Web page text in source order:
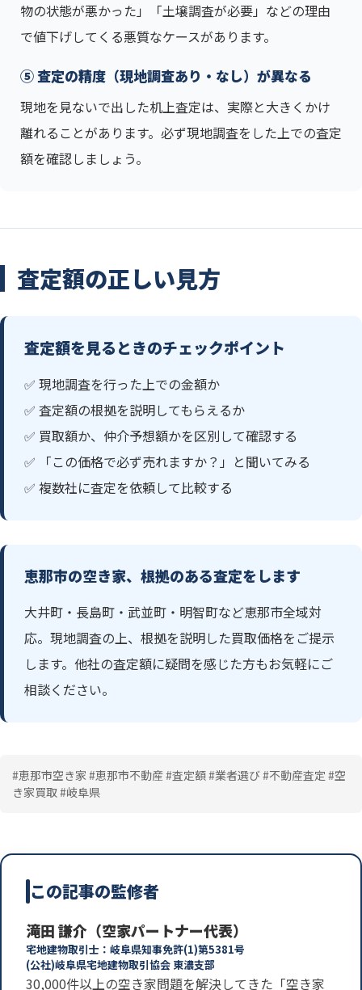
物の状態が悪かった」「土壌調査が必要」などの理由
で値下げしてくる悪質なケースがあります。
⑤ 査定の精度（現地調査あり・なし）が異なる
現地を見ないで出した机上査定は、実際と大きくかけ
離れることがあります。必ず現地調査をした上での査定
額を確認しましょう。
査定額の正しい見方
査定額を見るときのチェックポイント
✅ 現地調査を行った上での金額か
✅ 査定額の根拠を説明してもらえるか
✅ 買取額か、仲介予想額かを区別して確認する
✅ 「この価格で必ず売れますか？」と聞いてみる
✅ 複数社に査定を依頼して比較する
恵那市の空き家、根拠のある査定をします
大井町・長島町・武並町・明智町など恵那市全域対
応。現地調査の上、根拠を説明した買取価格をご提示
します。他社の査定額に疑問を感じた方もお気軽にご
相談ください。
#恵那市空き家 #恵那市不動産 #査定額 #業者選び #不動産査定 #空
き家買取 #岐阜県
この記事の監修者
滝田 謙介（空家パートナー代表）
宅地建物取引士：岐阜県知事免許(1)第5381号
(公社)岐阜県宅地建物取引協会 東濃支部
30,000件以上の空き家問題を解決してきた「空き家